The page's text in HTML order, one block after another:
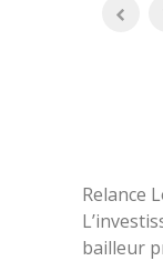
Relance
bailleur